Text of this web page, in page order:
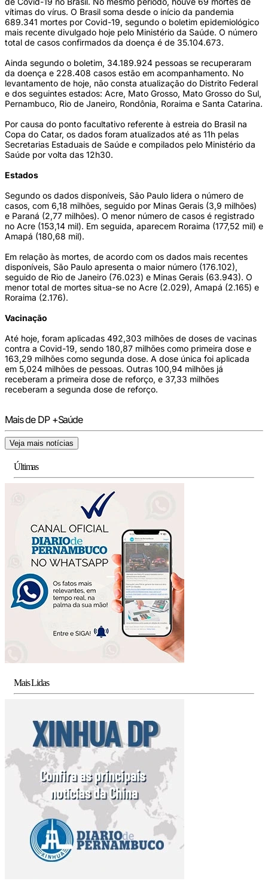
vítimas do vírus. O Brasil soma desde o início da pandemia
689.341 mortes por Covid-19, segundo o boletim epidemiológico
mais recente divulgado hoje pelo Ministério da Saúde. O número
total de casos confirmados da doença é de 35.104.673.
Ainda segundo o boletim, 34.189.924 pessoas se recuperaram
da doença e 228.408 casos estão em acompanhamento. No
levantamento de hoje, não consta atualização do Distrito Federal
e dos seguintes estados: Acre, Mato Grosso, Mato Grosso do Sul,
Pernambuco, Rio de Janeiro, Rondônia, Roraima e Santa Catarina.
Por causa do ponto facultativo referente à estreia do Brasil na
Copa do Catar, os dados foram atualizados até as 11h pelas
Secretarias Estaduais de Saúde e compilados pelo Ministério da
Saúde por volta das 12h30.
Estados
Segundo os dados disponíveis, São Paulo lidera o número de
casos, com 6,18 milhões, seguido por Minas Gerais (3,9 milhões)
e Paraná (2,77 milhões). O menor número de casos é registrado
no Acre (153,14 mil). Em seguida, aparecem Roraima (177,52 mil) e
Amapá (180,68 mil).
Em relação às mortes, de acordo com os dados mais recentes
disponíveis, São Paulo apresenta o maior número (176.102),
seguido de Rio de Janeiro (76.023) e Minas Gerais (63.943). O
menor total de mortes situa-se no Acre (2.029), Amapá (2.165) e
Roraima (2.176).
Vacinação
Até hoje, foram aplicadas 492,303 milhões de doses de vacinas
contra a Covid-19, sendo 180,87 milhões como primeira dose e
163,29 milhões como segunda dose. A dose única foi aplicada
em 5,024 milhões de pessoas. Outras 100,94 milhões já
receberam a primeira dose de reforço, e 37,33 milhões
receberam a segunda dose de reforço.
Mais de DP +Saúde
Veja mais notícias
Últimas
Mais Lidas